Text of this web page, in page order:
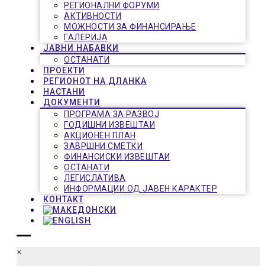
РЕГИОНАЛНИ ФОРУМИ
АКТИВНОСТИ
МОЖНОСТИ ЗА ФИНАНСИРАЊЕ
ГАЛЕРИЈА
ЈАВНИ НАБАВКИ
ОСТАНАТИ
ПРОЕКТИ
РЕГИОНОТ НА ДЛАНКА
НАСТАНИ
ДОКУМЕНТИ
ПРОГРАМА ЗА РАЗВОЈ
ГОДИШНИ ИЗВЕШТАИ
АКЦИОНЕН ПЛАН
ЗАВРШНИ СМЕТКИ
ФИНАНСИСКИ ИЗВЕШТАИ
ОСТАНАТИ
ЛЕГИСЛАТИВА
ИНФОРМАЦИИ ОД ЈАВЕН КАРАКТЕР
КОНТАКТ
×